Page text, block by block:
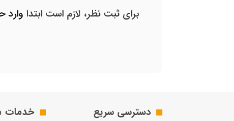
برای ثبت نظر، لازم است ابتدا وارد
دسترسی سریع خدمات